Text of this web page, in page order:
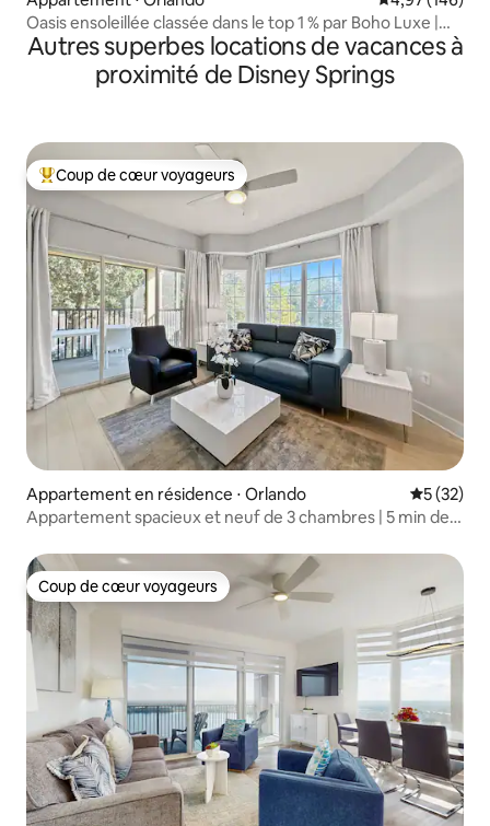
Oasis ensoleillée classée dans le top 1 % par Boho Luxe |
Navette gratuite pour le parking
Autres superbes locations de vacances à
proximité de Disney Springs
Coups de cœur voyageurs les plus appréciés
Coup de cœur voyageurs
Appartement en résidence ⋅ Orlando
5 (32)
Appartement spacieux et neuf de 3 chambres | 5 min de
Coup de cœur voyageurs
Coup de cœur voyageurs